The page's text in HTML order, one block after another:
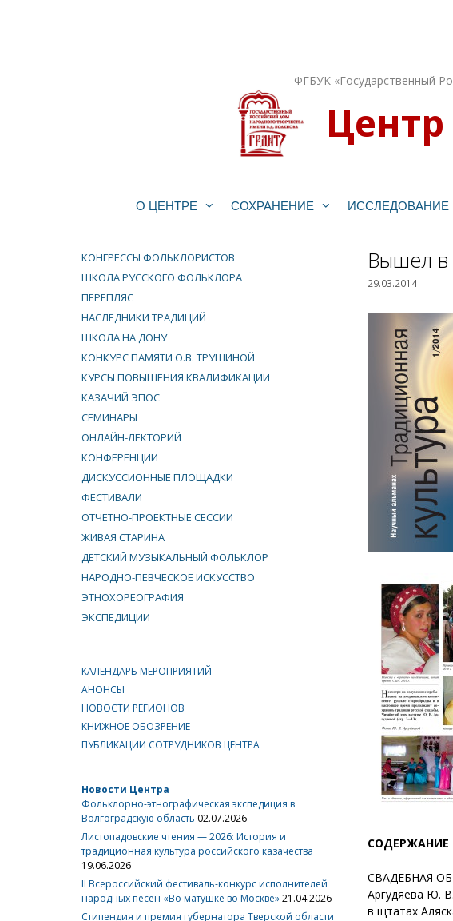
ФГБУК «Государственный
Центр
О ЦЕНТРЕ СОХРАНЕНИЕ ИССЛЕДОВАНИЕ
Вышел в
29.03.2014
СОДЕРЖАНИЕ
СВАДЕБНАЯ
Аргудяева Ю.
в щтатах
КОНГРЕССЫ ФОЛЬКЛОРИСТОВ
ШКОЛА РУССКОГО ФОЛЬКЛОРА
ПЕРЕПЛЯС
НАСЛЕДНИКИ ТРАДИЦИЙ
ШКОЛА НА ДОНУ
КОНКУРС ПАМЯТИ О.В. ТРУШИНОЙ
КУРСЫ ПОВЫШЕНИЯ КВАЛИФИКАЦИИ
КАЗАЧИЙ ЭПОС
СЕМИНАРЫ
ОНЛАЙН-ЛЕКТОРИЙ
КОНФЕРЕНЦИИ
ДИСКУССИОННЫЕ ПЛОЩАДКИ
ФЕСТИВАЛИ
ОТЧЕТНО-ПРОЕКТНЫЕ СЕССИИ
ЖИВАЯ СТАРИНА
ДЕТСКИЙ МУЗЫКАЛЬНЫЙ ФОЛЬКЛОР
НАРОДНО-ПЕВЧЕСКОЕ ИСКУССТВО
ЭТНОХОРЕОГРАФИЯ
ЭКСПЕДИЦИИ
КАЛЕНДАРЬ МЕРОПРИЯТИЙ
АНОНСЫ
НОВОСТИ РЕГИОНОВ
КНИЖНОЕ ОБОЗРЕНИЕ
ПУБЛИКАЦИИ СОТРУДНИКОВ ЦЕНТРА
Новости Центра
Фольклорно-этнографическая экспедиция в
Волгоградскую область 02.07.2026
Листопадовские чтения — 2026: История и
традиционная культура российского казачества
19.06.2026
II Всероссийский фестиваль-конкурс исполнителей
народных песен «Во матушке во Москве»21.04.2026
Стипендия и премия губернатора Тверской области